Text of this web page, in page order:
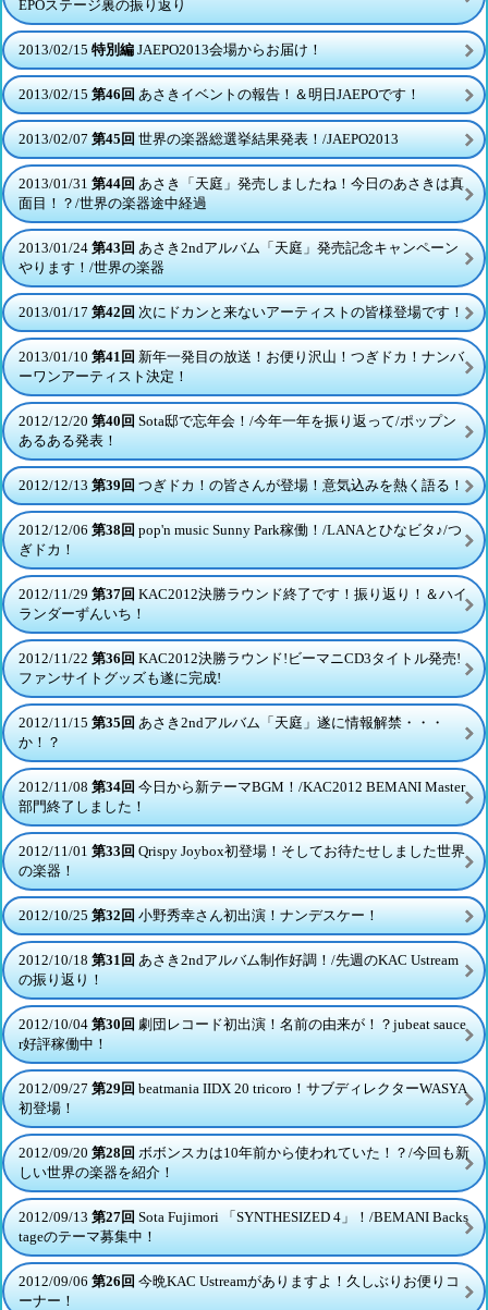
EPOステージ裏の振り返り
2013/02/15特別編 JAEPO2013会場からお届け！
2013/02/15第46回 あさきイベントの報告！＆明日JAEPOです！
2013/02/07第45回 世界の楽器総選挙結果発表！/JAEPO2013
2013/01/31 第44回 あさき「天庭」発売しましたね！今日のあさきは真
面目！？/世界の楽器途中経過
2013/01/24 第43回 あさき2ndアルバム「天庭」発売記念キャンペーン
やります！/世界の楽器
2013/01/17第42回 次にドカンと来ないアーティストの皆様登場です！
2013/01/10 第41回 新年一発目の放送！お便り沢山！つぎドカ！ナンバ
ーワンアーティスト決定！
2012/12/20 第40回 Sota邸で忘年会！/今年一年を振り返って/ポップン
あるある発表！
2012/12/13第39回 つぎドカ！の皆さんが登場！意気込みを熱く語る！
2012/12/06 第38回 pop'n music Sunny Park稼働！/LANAとひなビタ♪/つ
ぎドカ！
2012/11/29 第37回 KAC2012決勝ラウンド終了です！振り返り！＆ハイ
ランダーずんいち！
2012/11/22 第36回 KAC2012決勝ラウンド!ビーマニCD3タイトル発売!
ファンサイトグッズも遂に完成!
2012/11/15 第35回 あさき2ndアルバム「天庭」遂に情報解禁・・・
か！？
2012/11/08 第34回 今日から新テーマBGM！/KAC2012 BEMANI Master
部門終了しました！
2012/11/01 第33回 Qrispy Joybox初登場！そしてお待たせしました世界
の楽器！
2012/10/25第32回 小野秀幸さん初出演！ナンデスケー！
2012/10/18 第31回 あさき2ndアルバム制作好調！/先週のKAC Ustream
の振り返り！
2012/10/04 第30回 劇団レコード初出演！名前の由来が！？jubeat sauce
r好評稼働中！
2012/09/27 第29回 beatmania IIDX 20 tricoro！サブディレクターWASYA
初登場！
2012/09/20 第28回 ボボンスカは10年前から使われていた！？/今回も新
しい世界の楽器を紹介！
2012/09/13 第27回 Sota Fujimori 「SYNTHESIZED 4」！/BEMANI Backs
tageのテーマ募集中！
2012/09/06 第26回 今晩KAC Ustreamがありますよ！久しぶりお便りコ
ーナー！